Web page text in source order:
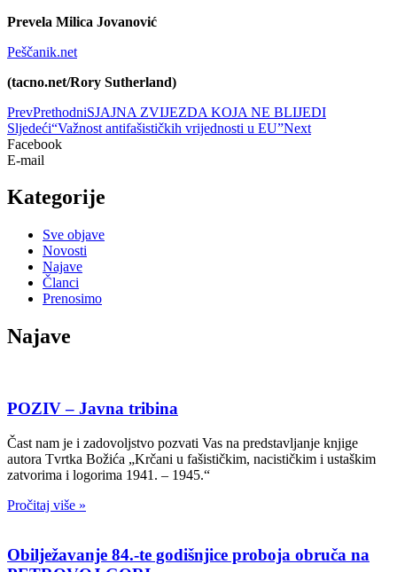
Prevela Milica Jovanović
Peščanik.net
(tacno.net/Rory Sutherland)
PrevPrethodniSJAJNA ZVIJEZDA KOJA NE BLIJEDI
Sljedeći“Važnost antifašističkih vrijednosti u EU”Next
Facebook
E-mail
Kategorije
Sve objave
Novosti
Najave
Članci
Prenosimo
Najave
POZIV – Javna tribina
Čast nam je i zadovoljstvo pozvati Vas na predstavljanje knjige
autora Tvrtka Božića „Krčani u fašističkim, nacističkim i ustaškim
zatvorima i logorima 1941. – 1945.“
Pročitaj više »
Obilježavanje 84.-te godišnjice proboja obruča na